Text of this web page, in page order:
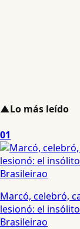
▲Lo más leído
01
Marcó, celebró,
lesionó: el
Brasileirao